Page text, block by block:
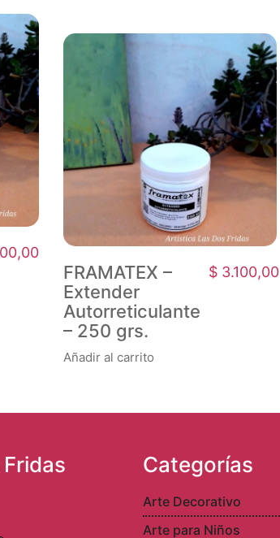
FRAMATEX –
Extender
Autorreticulante
– 250 grs.
Añadir al carrito
$ 3.100,00
Categorías
Arte Decorativo
Arte para Niños